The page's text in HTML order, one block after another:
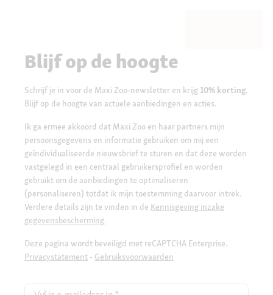
Blijf op de hoogte
Schrijf je in voor de Maxi Zoo-newsletter en krijg 10% korting.
Blijf op de hoogte van actuele aanbiedingen en acties.
Ik ga ermee akkoord dat Maxi Zoo en haar partners mijn
persoonsgegevens en informatie gebruiken om mij een
geïndividualiseerde nieuwsbrief te sturen en dat deze worden
vastgelegd in een centraal gebruikersprofiel en worden
gebruikt om de aanbiedingen te optimaliseren
(personaliseren) totdat ik mijn toestemming daarvoor intrek.
Verdere details zijn te vinden in de Kennisgeving inzake
gegevensbescherming.
Deze pagina wordt beveiligd met reCAPTCHA Enterprise.
Privacystatement - Gebruiksvoorwaarden